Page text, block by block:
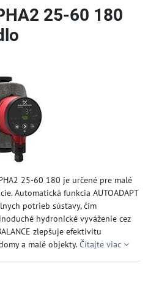
25-60 180
25-60 180 je určené pre malé
Automatická funkcia AUTOADAPT
potrieb sústavy, čím
hydronické vyváženie cez
zlepšuje efektivitu
a malé objekty.Čítajte viac